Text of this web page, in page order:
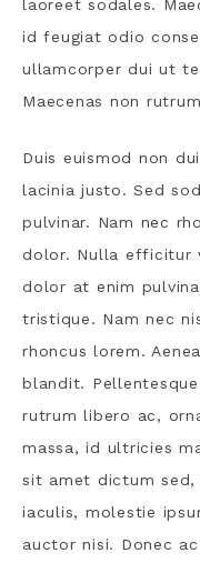
laoreet sodales.
id feugiat odio
ullamcorper dui ut
Maecenas non
Duis euismod non
lacinia justo. Sed
pulvinar. Nam nec
dolor. Nulla efficitur
dolor at enim
tristique. Nam nec
rhoncus lorem.
blandit.
rutrum libero ac,
massa, id ultricies
sit amet dictum
iaculis, molestie
auctor nisi. Donec